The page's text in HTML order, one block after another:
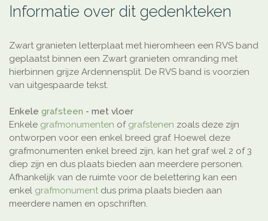
Informatie over dit gedenkteken
Zwart granieten letterplaat met hieromheen een RVS band
geplaatst binnen een Zwart granieten omranding met
hierbinnen grijze Ardennensplit. De RVS band is voorzien
van uitgespaarde tekst.
Enkele grafsteen - met vloer
Enkele grafmonumenten of grafstenen zoals deze zijn
ontworpen voor een enkel breed graf. Hoewel deze
grafmonumenten enkel breed zijn, kan het graf wel 2 of 3
diep zijn en dus plaats bieden aan meerdere personen.
Afhankelijk van de ruimte voor de belettering kan een
enkel grafmonument dus prima plaats bieden aan
meerdere namen en opschriften.